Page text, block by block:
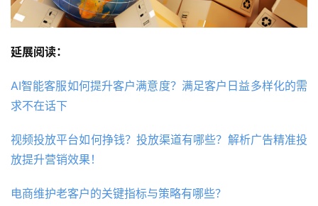
延展阅读：
AI智能客服如何提升客户满意度？满足客户日益多样化的需
求不在话下
视频投放平台如何挣钱？投放渠道有哪些？解析广告精准投
放提升营销效果！
电商维护老客户的关键指标与策略有哪些？